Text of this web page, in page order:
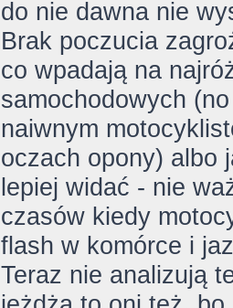
do nie dawna nie
Brak poczucia
co wpadają na
samochodowych
naiwnym
oczach opony) albo
lepiej widać - nie
czasów kiedy
flash w komórce i
Teraz nie analizują